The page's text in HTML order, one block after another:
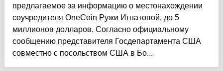
предлагаемое за информацию о местонахождении
соучредителя OneCoin Ружи Игнатовой, до 5
миллионов долларов. Согласно официальному
сообщению представителя Госдепартамента США
совместно с посольством США в Бо...